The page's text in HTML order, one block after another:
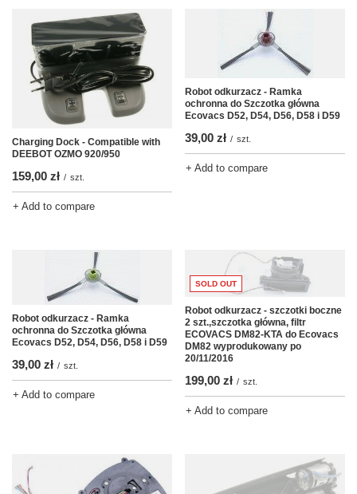
Charging Dock - Compatible with
DEEBOT OZMO 920/950
159,00 zł / szt.
+ Add to compare
Robot odkurzacz - Ramka
ochronna do Szczotka główna
Ecovacs D52, D54, D56, D58 i D59
39,00 zł / szt.
+ Add to compare
Robot odkurzacz - Ramka
ochronna do Szczotka główna
Ecovacs D52, D54, D56, D58 i D59
39,00 zł / szt.
+ Add to compare
SOLD OUT
Robot odkurzacz - szczotki boczne
2 szt.,szczotka główna, filtr
ECOVACS DM82-KTA do Ecovacs
DM82 wyprodukowany po
20/11/2016
199,00 zł / szt.
+ Add to compare